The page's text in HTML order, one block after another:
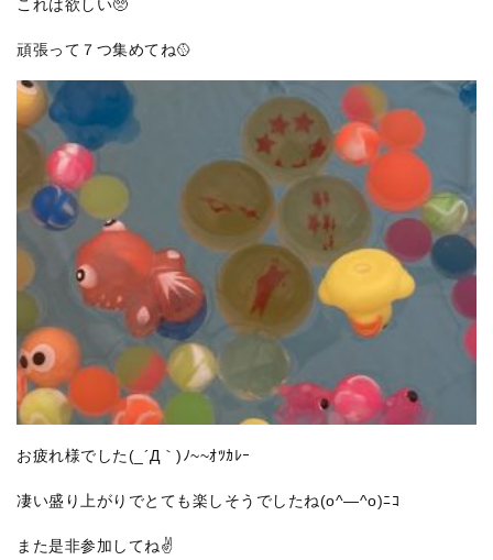
これは欲しい🥺
頑張って７つ集めてね🥎
お疲れ様でした(_´Д｀)ﾉ~~ｵﾂｶﾚｰ
凄い盛り上がりでとても楽しそうでしたね(o^―^o)ﾆｺ
また是非参加してね✌